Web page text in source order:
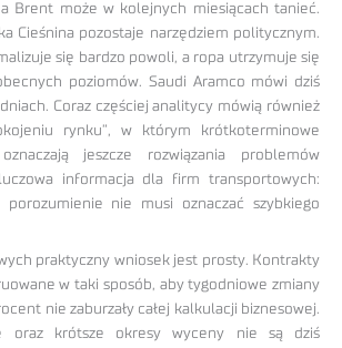
Brent może w kolejnych miesiącach tanieć.
Cieśnina pozostaje narzędziem politycznym.
się bardzo powoli, a ropa utrzymuje się
poziomów. Saudi Aramco mówi dziś
Coraz częściej analitycy mówią również
rynku”, w którym krótkoterminowe
jeszcze rozwiązania problemów
informacja dla firm transportowych:
nie musi oznaczać szybkiego
praktyczny wniosek jest prosty. Kontrakty
w taki sposób, aby tygodniowe zmiany
nie zaburzały całej kalkulacji biznesowej.
oraz krótsze okresy wyceny nie są dziś